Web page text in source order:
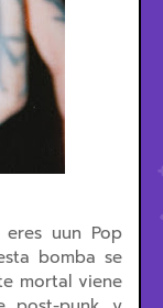
eres uun Pop
bomba se
mortal viene